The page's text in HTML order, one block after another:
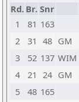
Rd. Br. Snr
1
81 163
2
31 48 GM
3
52 137 WIM
4
21 24 GM
5
48 165